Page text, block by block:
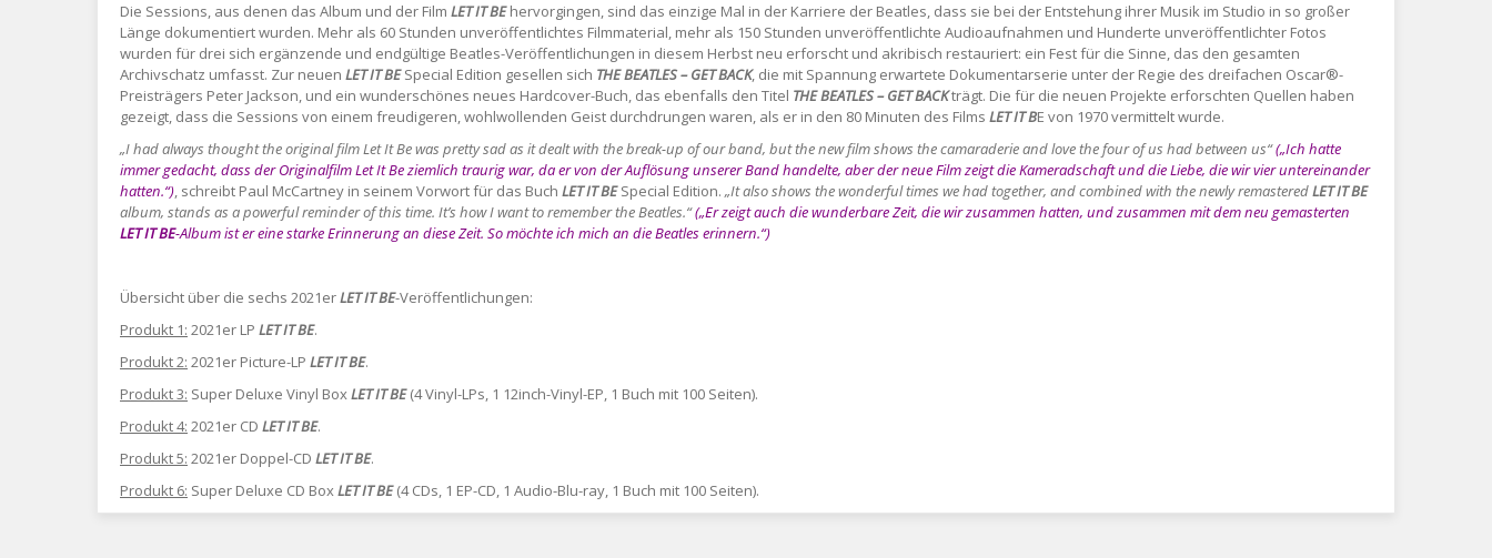
Die Sessions, aus denen das Album und der Film LET IT BEhervorgingen, sind das einzige Mal in der Karriere der Beatles, dass sie bei der Entstehung ihrer Musik im Studio in so großer
Länge dokumentiert wurden. Mehr als 60 Stunden unveröffentlichtes Filmmaterial, mehr als 150 Stunden unveröffentlichte Audioaufnahmen und Hunderte unveröffentlichter Fotos
wurden für drei sich ergänzende und endgültige Beatles-Veröffentlichungen in diesem Herbst neu erforscht und akribisch restauriert: ein Fest für die Sinne, das den gesamten
Archivschatz umfasst. Zur neuen LET IT BESpecial Edition gesellen sich THE BEATLES – GET BACK, die mit Spannung erwartete Dokumentarserie unter der Regie des dreifachen Oscar®-
Preisträgers Peter Jackson, und ein wunderschönes neues Hardcover-Buch, das ebenfalls den Titel THE BEATLES – GET BACKträgt. Die für die neuen Projekte erforschten Quellen haben
gezeigt, dass die Sessions von einem freudigeren, wohlwollenden Geist durchdrungen waren, als er in den 80 Minuten des Films LET IT BE von 1970 vermittelt wurde.
„I had always thought the original film Let It Be was pretty sad as it dealt with the break-up of our band, but the new film shows the camaraderie and love the four of us had between us“(„Ich hatte
immer gedacht, dass der Originalfilm Let It Be ziemlich traurig war, da er von der Auflösung unserer Band handelte, aber der neue Film zeigt die Kameradschaft und die Liebe, die wir vier untereinander
hatten.“), schreibt Paul McCartney in seinem Vorwort für das Buch LET IT BESpecial Edition. „It also shows the wonderful times we had together, and combined with the newly remasteredLET IT BE
album, stands as a powerful reminder of this time. It’s how Iwant to remember the Beatles.“(„Er zeigt auch die wunderbare Zeit, die wir zusammen hatten, und zusammen mit dem neu gemasterten
LET IT BE-Album ist er eine starke Erinnerung an diese Zeit. So möchte ich mich an die Beatles erinnern.“)
Übersicht über die sechs 2021erLET IT BE-Veröffentlichungen:
Produkt 1: 2021er LP LET IT BE.
Produkt 2: 2021er Picture-LP LET IT BE.
Produkt 3: Super Deluxe Vinyl BoxLET IT BE(4 Vinyl-LPs, 1 12inch-Vinyl-EP, 1 Buch mit 100 Seiten).
Produkt 4: 2021er CD LET IT BE.
Produkt 5: 2021er Doppel-CD LET IT BE.
Produkt 6: Super Deluxe CD BoxLET IT BE(4 CDs, 1 EP-CD, 1 Audio-Blu-ray, 1 Buch mit 100 Seiten).